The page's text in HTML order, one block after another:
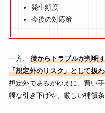
発生頻度
今後の対応策
一方、
後からトラブルが判明
「想定外のリスク」として扱
想定外であるがゆえに、買い
幅な引き下げや、厳しい補償